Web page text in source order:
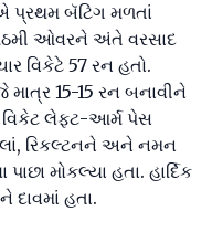
પ્રથમ બૅટિંગ મળતાં
ઓવરને અંતે વરસાદ
વિકેટે 57 રન હતો.
માત્ર 15-15 રન બનાવીને
વિકેટ લેફ્ટ-આર્મ પેસ
રિકલ્ટનને અને નમન
મોકલ્યા હતા. હાર્દિક
દાવમાં હતા.